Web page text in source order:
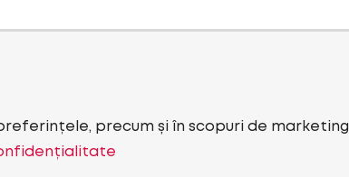
precum și în scopuri de marketing